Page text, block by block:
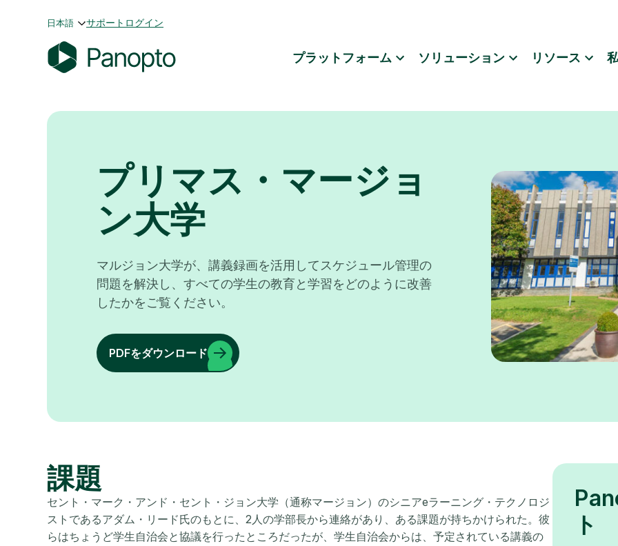
日本語 サポート ログイン
n
プラットフォーム ソリューション リソース
プリマス・マージョ
ン大学
マルジョン大学が、講義録画を活用してスケジュール管理の
問題を解決し、すべての学生の教育と学習をどのように改善
したかをご覧ください。
PDFをダウンロード
課題
セント・マーク・アンド・セント・ジョン大学（通称マージョン）のシニアeラーニング・テクノロジ
ストであるアダム・リード氏のもとに、2人の学部長から連絡があり、ある課題が持ちかけられた。彼
らはちょうど学生自治会と協議を行ったところだったが、学生自治会からは、予定されている講義の
ト